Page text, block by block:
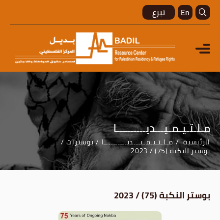
En تبرع
مـلـتـيـمـيـــديــــــــــا
الرئيسية مـلـتـيـمـيـــديــــــــــا بوسترات
بوستر النكبة (75) / 2023
بوستر النكبة (75) / 2023